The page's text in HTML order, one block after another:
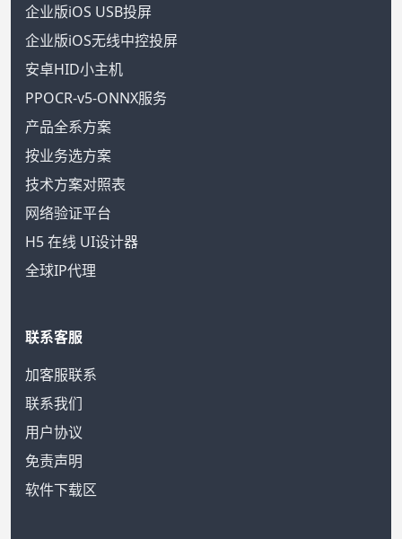
企业版iOS USB投屏
企业版iOS无线中控投屏
安卓HID小主机
PPOCR-v5-ONNX服务
产品全系方案
按业务选方案
技术方案对照表
网络验证平台
H5 在线 UI设计器
全球IP代理
联系客服
加客服联系
联系我们
用户协议
免责声明
软件下载区